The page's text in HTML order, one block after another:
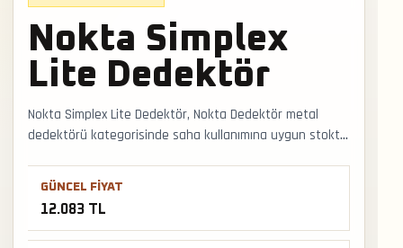
Nokta Simplex
Lite Dedektör
Nokta Simplex Lite Dedektör, Nokta Dedektör metal
dedektörü kategorisinde saha kullanımına uygun stokta
kullanıcılar için ayrım modu, sesli hedef tepkisi ve stabil
geneli kargo ve mağazadan teslimat desteğiyle satış ve
teslimat desteği hızlıca alınabilir.
GÜNCEL FIYAT
12.083 TL